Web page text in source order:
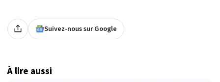
Suivez-nous sur Google
À lire aussi